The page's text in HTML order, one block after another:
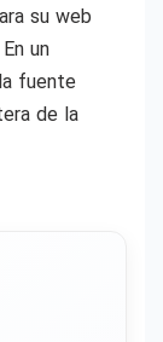
su web
un
fuente
de la